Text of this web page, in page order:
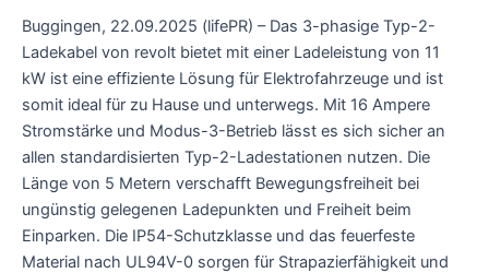
Buggingen, 22.09.2025 (lifePR) – Das 3-phasige Typ-2-
Ladekabel von revolt bietet mit einer Ladeleistung von 11
kW ist eine effiziente Lösung für Elektrofahrzeuge und ist
somit ideal für zu Hause und unterwegs. Mit 16 Ampere
Stromstärke und Modus-3-Betrieb lässt es sich sicher an
allen standardisierten Typ-2-Ladestationen nutzen. Die
Länge von 5 Metern verschafft Bewegungsfreiheit bei
ungünstig gelegenen Ladepunkten und Freiheit beim
Einparken. Die IP54-Schutzklasse und das feuerfeste
Material nach UL94V-0 sorgen für Strapazierfähigkeit und